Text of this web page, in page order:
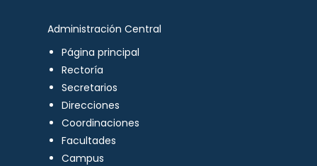
Administración Central
Página principal
Rectoría
Secretarios
Direcciones
Coordinaciones
Facultades
Campus